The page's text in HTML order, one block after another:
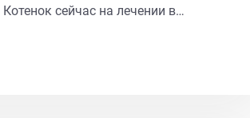
сейчас на лечении в
Нужна помощь в оплате лечения.